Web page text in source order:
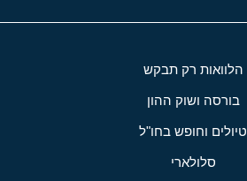
הלוואות רק תבקש
בורסה ושוק ההון
טיולים וחופש בחו"ל
סלולארי